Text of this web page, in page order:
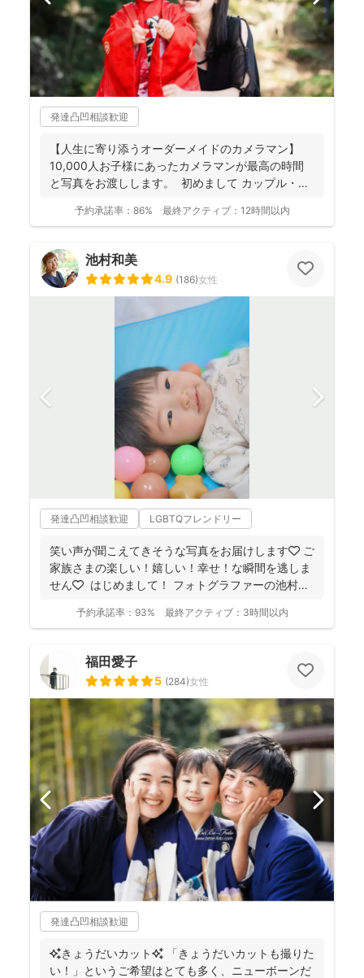
発達凸凹相談歓迎
【人生に寄り添うオーダーメイドのカメラマン】
10,000人お子様にあったカメラマンが最高の時間
と写真をお渡しします。 初めまして カップル・
予約承諾率： 86% 最終アクティブ： 12時間以内
池村和美
4.9 (186)女性
発達凸凹相談歓迎 LGBTQフレンドリー
笑い声が聞こえてきそうな写真をお届けします🧡 ご
家族さまの楽しい！嬉しい！幸せ！な瞬間を逃しま
せん🧡 ⁡ はじめまして！ フォトグラファーの池村
予約承諾率： 93% 最終アクティブ： 3時間以内
福田愛子
5 (284)女性
発達凸凹相談歓迎
✨きょうだいカット✨ 「きょうだいカットも撮りた
い！」というご希望はとても多く、ニューボーンだ